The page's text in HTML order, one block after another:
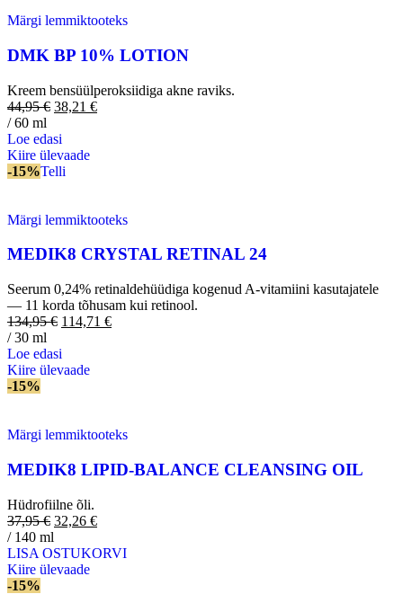
Märgi lemmiktooteks
DMK BP 10% LOTION
Kreem bensüülperoksiidiga akne raviks.
44,95€ 38,21 €
/ 60 ml
Loe edasi
Kiire ülevaade
-15%Telli
Märgi lemmiktooteks
MEDIK8 CRYSTAL RETINAL 24
Seerum 0,24% retinaldehüüdiga kogenud A-vitamiini kasutajatele
— 11 korda tõhusam kui retinool.
134,95€ 114,71 €
/ 30 ml
Loe edasi
Kiire ülevaade
-15%
Märgi lemmiktooteks
MEDIK8 LIPID-BALANCE CLEANSING OIL
Hüdrofiilne õli.
37,95€ 32,26 €
/ 140 ml
LISA OSTUKORVI
Kiire ülevaade
-15%